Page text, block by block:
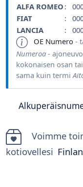
ALFA ROMEO :
FIAT
:
LANCIA
:
OE Numero -
Numeroa -
kokonaisen osan
sama kuin termi
Voimme
kotiovellesi